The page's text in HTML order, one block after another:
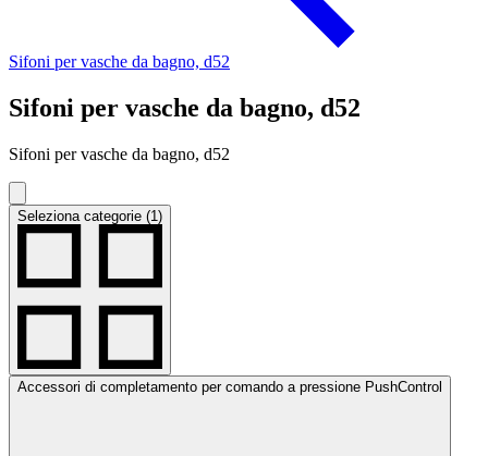
Sifoni per vasche da bagno, d52
Sifoni per vasche da bagno, d52
Sifoni per vasche da bagno, d52
Seleziona categorie (1)
Accessori di completamento per comando a pressione PushControl